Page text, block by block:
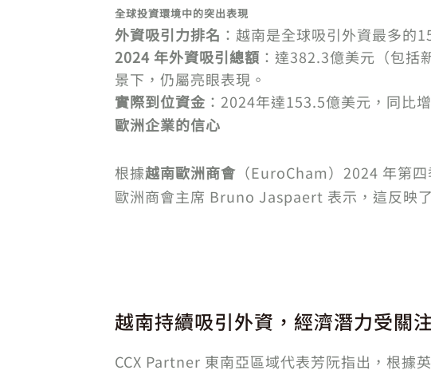
全球投資環境中的突出表現
外資吸引力排名 ：越南是全球吸引外資最多的
2024 年外資吸引總額 ：達382.3億美元（包括
景下，仍屬亮眼表現。
實際到位資金 ：2024年達153.5億美元，同比
歐洲企業的信心
根據越南歐洲商會 （EuroCham）2024 年第
歐洲商會主席 Bruno Jaspaert 表示，這反映
越南持續吸引外資，經濟潛力受關
CCX Partner 東南亞區域代表芳阮指出，根據